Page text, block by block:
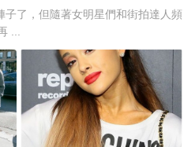
了，但隨著女明星們和街拍達人頻
...